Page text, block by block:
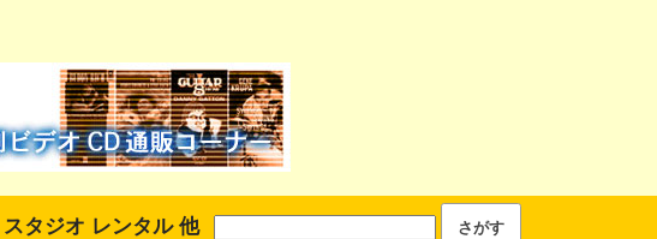
スタジオ レンタル 他